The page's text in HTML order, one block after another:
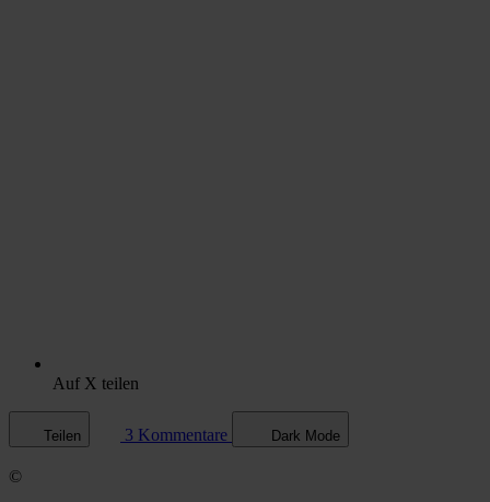
Auf X teilen
Teilen 3 Kommentare Dark Mode
©